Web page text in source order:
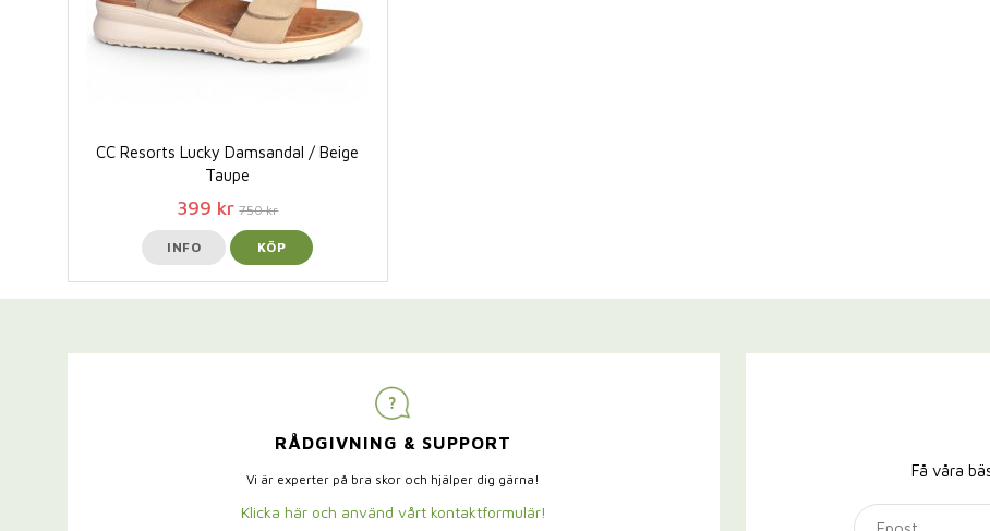
CC Resorts Lucky Damsandal / Beige
Taupe
399 kr 750 kr
INFO KÖP
RÅDGIVNING & SUPPORT
Vi är experter på bra skor och hjälper dig gärna!
Klicka här och använd vårt kontaktformulär!
Få våra